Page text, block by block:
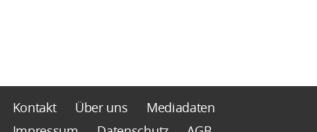
Kontakt Über uns
Mediadaten